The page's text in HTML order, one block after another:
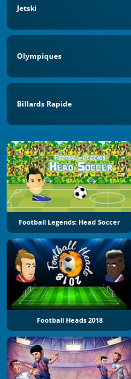
Jetski
Olympiques
Billards Rapide
Football Legends: Head Soccer
Football Heads 2018